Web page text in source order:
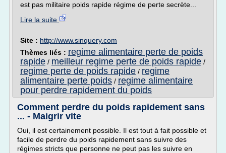
est pas militaire poids rapide régime de perte secrète...
Lire la suite
Site : http://www.sinquery.com
Thèmes liés : regime alimentaire perte de poids
rapide / meilleur regime perte de poids rapide /
regime perte de poids rapide / regime
alimentaire perte poids / regime alimentaire
pour perdre rapidement du poids
Comment perdre du poids rapidement sans
... - Maigrir vite
Oui, il est certainement possible. Il est tout à fait possible et
facile de perdre du poids rapidement sans suivre des
régimes stricts que personne ne peut pas les suivre en